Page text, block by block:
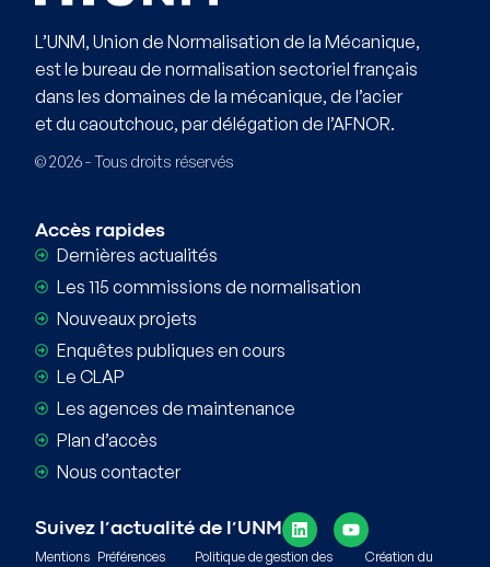
L’UNM, Union de Normalisation de la Mécanique,
est le bureau de normalisation sectoriel français
dans les domaines de la mécanique, de l’acier
et du caoutchouc, par délégation de l’AFNOR.
© 2026 - Tous droits réservés
Accès rapides
Dernières actualités
Les 115 commissions de normalisation
Nouveaux projets
Enquêtes publiques en cours
Le CLAP
Les agences de maintenance
Plan d’accès
Nous contacter
Suivez l’actualité de l’UNM
Mentions Préférences
Politique de gestion des
Création du